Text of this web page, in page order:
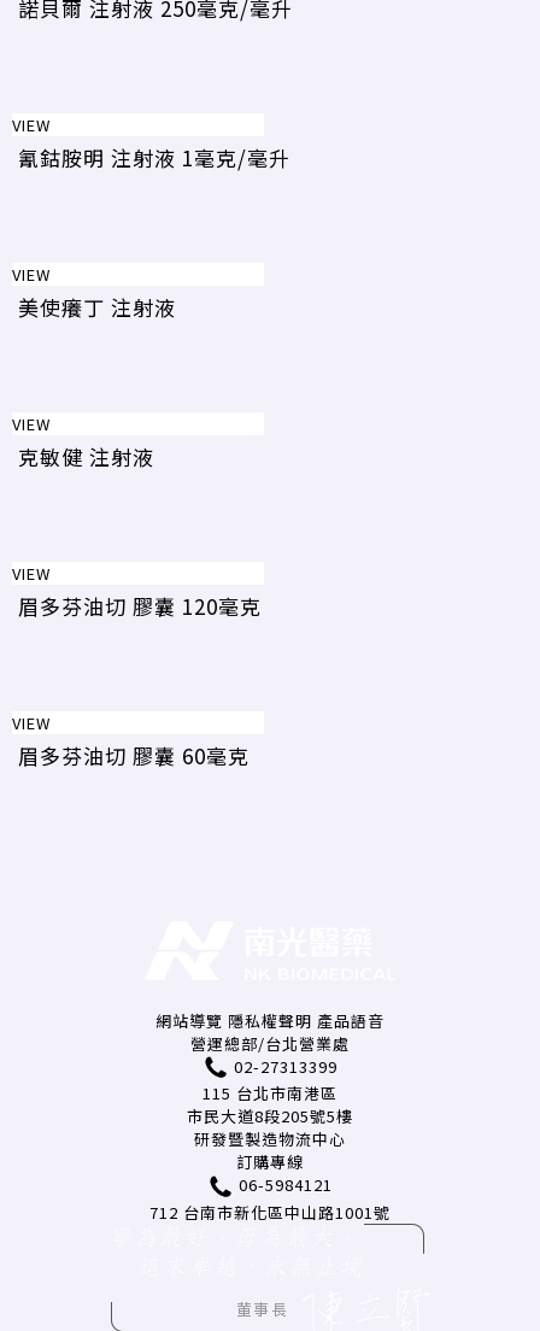
諾貝爾 注射液 250毫克/毫升
VIEW
氰鈷胺明 注射液 1毫克/毫升
VIEW
美使癢丁 注射液
VIEW
克敏健 注射液
VIEW
眉多芬油切 膠囊 120毫克
VIEW
眉多芬油切 膠囊 60毫克
網站導覽 隱私權聲明 產品語音
營運總部/台北營業處
02-27313399
115 台北市南港區
市民大道8段205號5樓
研發暨製造物流中心
訂購專線
06-5984121
712 台南市新化區中山路1001號